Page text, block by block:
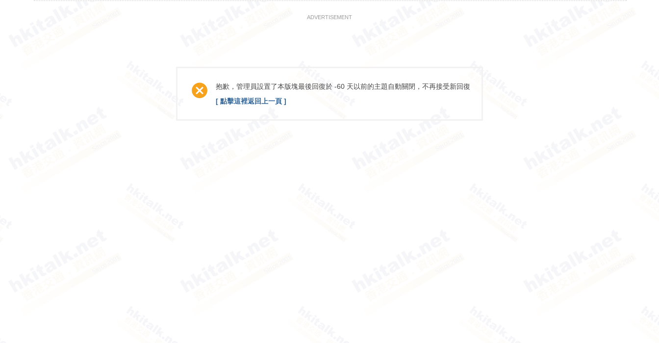
ADVERTISEMENT
抱歉，管理員設置了本版塊最後回復於 -60 天以前的主題自動關閉，不再接受新回復
[ 點擊這裡返回上一頁 ]